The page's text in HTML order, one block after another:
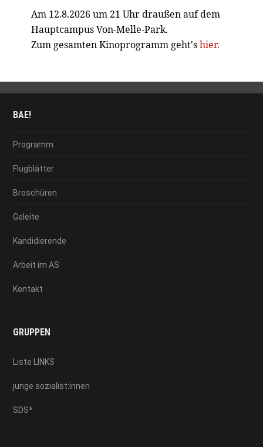
Am 12.8.2026 um 21 Uhr draußen auf dem
Hauptcampus Von-Melle-Park.
Zum gesamten Kinoprogramm geht'shier.
BAE!
Programm
Flugblätter
Broschüren
Geleite
Kandidierende
Arbeit im AS
Kontakt
GRUPPEN
Liste LINKS
junge sozialist:innen
SDS*